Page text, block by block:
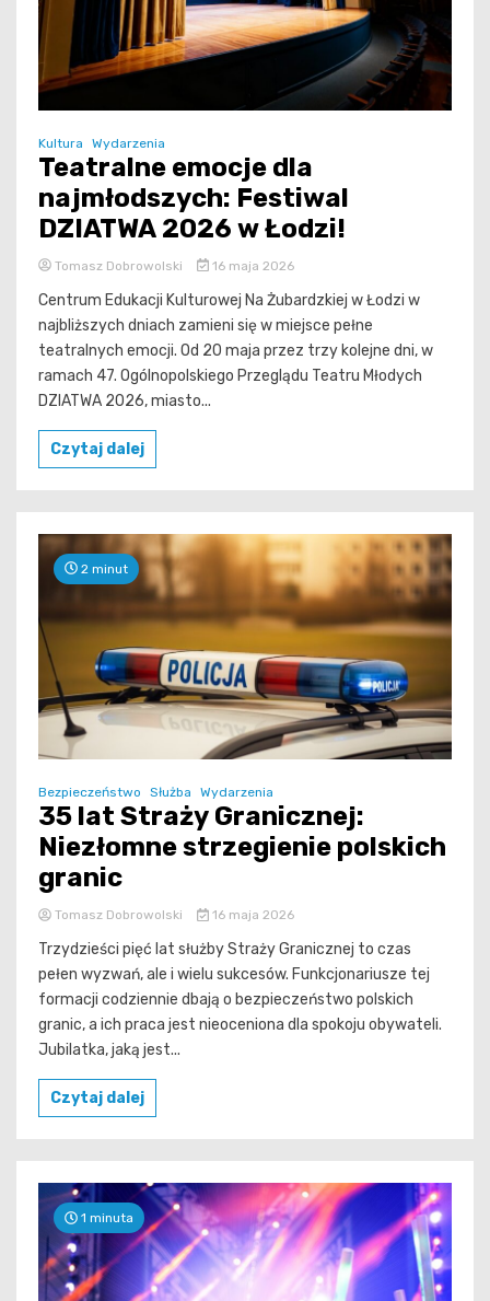
Kultura Wydarzenia
Teatralne emocje dla
najmłodszych: Festiwal
DZIATWA 2026 w Łodzi!
Tomasz Dobrowolski 16 maja 2026
Centrum Edukacji Kulturowej Na Żubardzkiej w Łodzi w
najbliższych dniach zamieni się w miejsce pełne
teatralnych emocji. Od 20 maja przez trzy kolejne dni, w
ramach 47. Ogólnopolskiego Przeglądu Teatru Młodych
DZIATWA 2026, miasto...
Czytaj dalej
2 minut
Bezpieczeństwo Służba Wydarzenia
35 lat Straży Granicznej:
Niezłomne strzegienie polskich
granic
Tomasz Dobrowolski 16 maja 2026
Trzydzieści pięć lat służby Straży Granicznej to czas
pełen wyzwań, ale i wielu sukcesów. Funkcjonariusze tej
formacji codziennie dbają o bezpieczeństwo polskich
granic, a ich praca jest nieoceniona dla spokoju obywateli.
Jubilatka, jaką jest...
Czytaj dalej
1 minuta